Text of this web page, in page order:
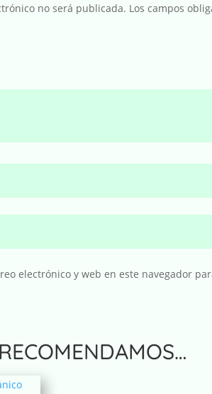
no será publicada. Los campos
electrónico y web en este navegador